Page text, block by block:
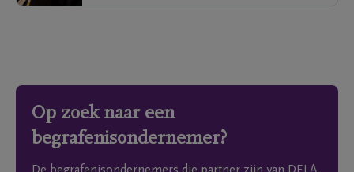
Op zoek naar een
begrafenisondernemer?